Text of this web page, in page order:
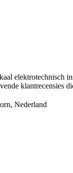
elektrotechnisch
klantrecensies
Nederland